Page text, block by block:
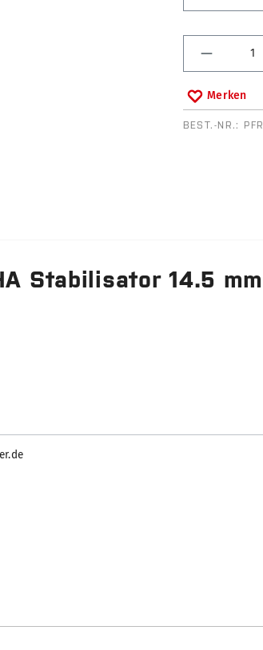
Merken
BEST.-NR.:
Stabilisator 14.5